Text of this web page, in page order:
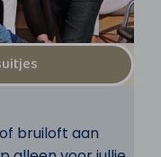
bruiloft aan